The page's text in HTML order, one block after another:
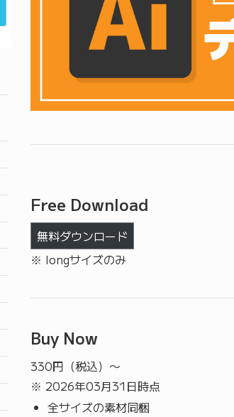
Free Download
無料ダウンロード
※ longサイズのみ
Buy Now
330円（税込）〜
※ 2026年03月31日時点
全サイズの素材同梱